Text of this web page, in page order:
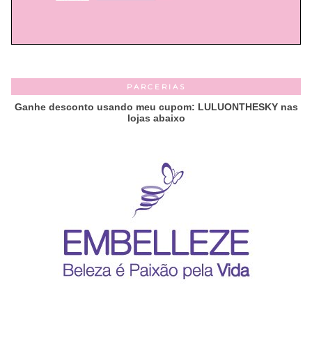
PARCERIAS
Ganhe desconto usando meu cupom: LULUONTHESKY nas
lojas abaixo